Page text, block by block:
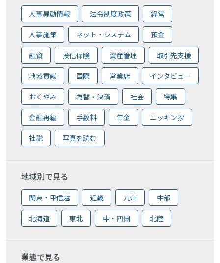
人事異動情報 法令制度政策 経営
人事施策 ネット・システム 預金
融資 投信保険 資産管理 取引先支援
地域貢献 国際 営業店 インタビュー
おくやみ 為替・決済 社会 特集
金融再編 手数料 年金 ニッキン抄
社説 写真を読む
地域別で見る
関東・甲信越 近畿 九州 中部
北海道 東北 中・四国 北陸
業態で見る